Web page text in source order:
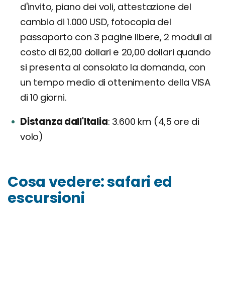
d'invito, piano dei voli, attestazione del
cambio di 1.000 USD, fotocopia del
passaporto con 3 pagine libere, 2 moduli al
costo di 62,00 dollari e 20,00 dollari quando
si presenta al consolato la domanda, con
un tempo medio di ottenimento della VISA
di 10 giorni.
Distanza dall'Italia 3.600 km (4,5 ore di
volo)
Cosa vedere: safari ed
escursioni